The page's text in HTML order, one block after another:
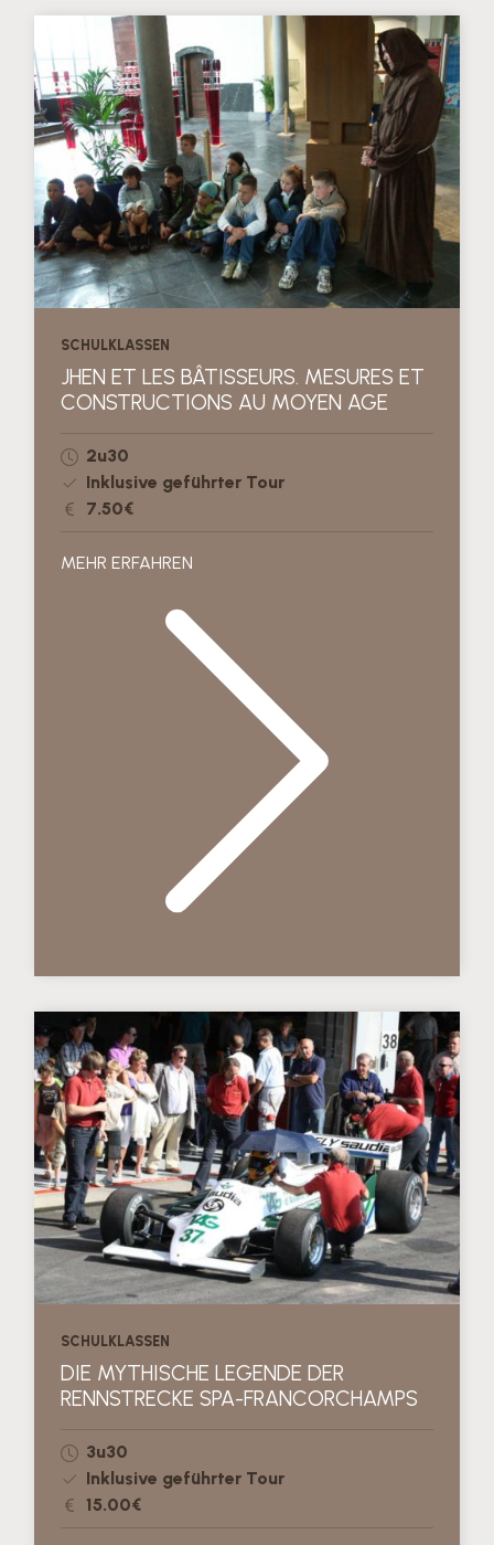
SCHULKLASSEN
JHEN ET LES BÂTISSEURS. MESURES ET
CONSTRUCTIONS AU MOYEN AGE
2u30
Inklusive geführter Tour
7.50€
MEHR ERFAHREN
SCHULKLASSEN
DIE MYTHISCHE LEGENDE DER
RENNSTRECKE SPA-FRANCORCHAMPS
3u30
Inklusive geführter Tour
15.00€